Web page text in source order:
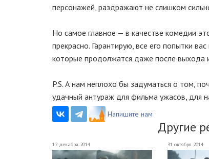
персонажей, раздражают не слишком
Но самое главное — в качестве комедии
прекрасно. Гарантирую, все его попытки
которые продолжатся даже после выхода
P.S. А нам неплохо бы задуматься о том,
удачный антураж для фильма ужасов, для
Напишите нам
Другие
12 декабря 2014 31 октября 2014